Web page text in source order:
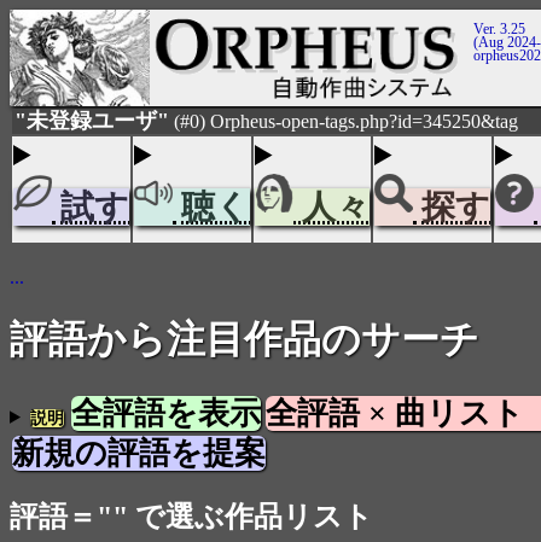
Ver. 3.25
(Aug
"未登録ユーザ" (#0) Orpheus-open-tags.php?id=345250&tag
試す 聴く 人々 探す
...
評語から注目作品のサーチ
説明 全評語を表示全評語 × 曲リスト
新規の評語を提案
評語＝"" で選ぶ作品リスト